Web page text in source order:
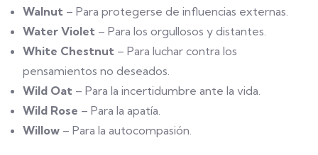
Walnut – Para protegerse de influencias externas.
Water Violet – Para los orgullosos y distantes.
White Chestnut – Para luchar contra los
pensamientos no deseados.
Wild Oat – Para la incertidumbre ante la vida.
Wild Rose – Para la apatía.
Willow – Para la autocompasión.